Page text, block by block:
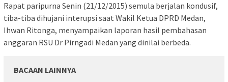
Rapat paripurna Senin (21/12/2015) semula berjalan kondusif,
tiba-tiba dihujani interupsi saat Wakil Ketua DPRD Medan,
Ihwan Ritonga, menyampaikan laporan hasil pembahasan
anggaran RSU Dr Pirngadi Medan yang dinilai berbeda.
BACAAN LAINNYA